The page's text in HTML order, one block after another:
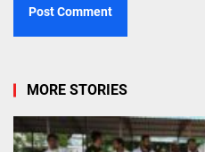
MORE STORIES